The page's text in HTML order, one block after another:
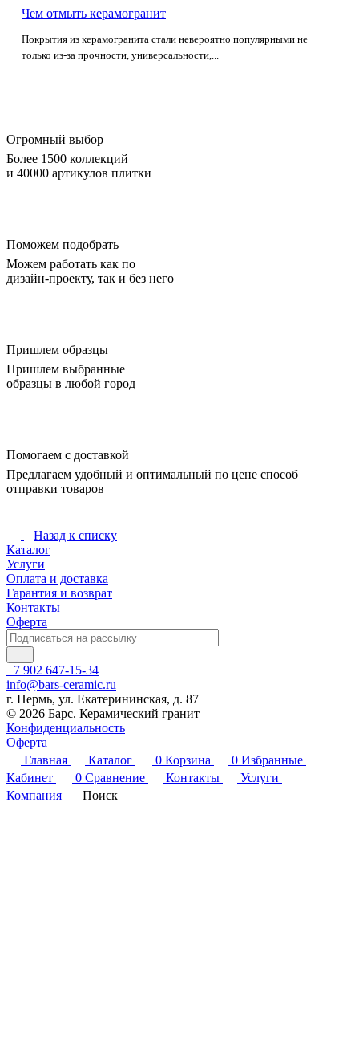
Чем отмыть керамогранит
Покрытия из керамогранита стали невероятно популярными не
только из-за прочности, универсальности,...
Огромный выбор
Более 1500 коллекций
и 40000 артикулов плитки
Поможем подобрать
Можем работать как по
дизайн-проекту, так и без него
Пришлем образцы
Пришлем выбранные
образцы в любой город
Помогаем с доставкой
Предлагаем удобный и оптимальный по цене способ
отправки товаров
Назад к списку
Каталог
Услуги
Оплата и доставка
Гарантия и возврат
Контакты
Оферта
+7 902 647-15-34
info@bars-ceramic.ru
г. Пермь, ул. Екатерининская, д. 87
© 2026 Барс. Керамический гранит
Конфиденциальность
Оферта
Главная
Каталог 0 Корзина 0 Избранные
Кабинет
0 Сравнение Контакты
Услуги
Компания
Поиск